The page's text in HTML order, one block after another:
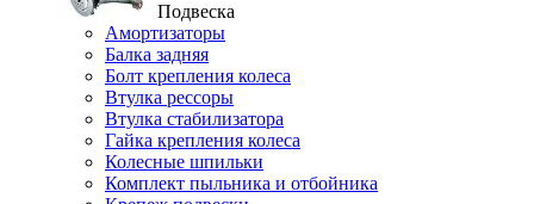
Подвеска
Амортизаторы
Балка задняя
Болт крепления колеса
Втулка рессоры
Втулка стабилизатора
Гайка крепления колеса
Колесные шпильки
Комплект пыльника и отбойника